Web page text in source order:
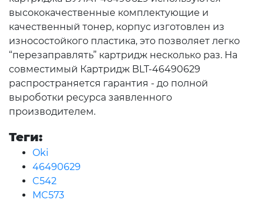
высококачественные комплектующие и
качественный тонер, корпус изготовлен из
износостойкого пластика, это позволяет легко
“перезаправлять” картридж несколько раз. На
совместимый Картридж BLT-46490629
распространяется гарантия - до полной
выроботки ресурса заявленного
производителем.
Теги:
Oki
46490629
C542
MC573